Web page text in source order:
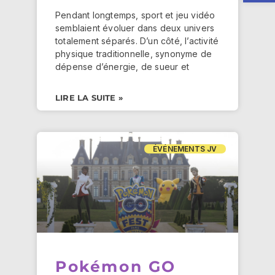
Pendant longtemps, sport et jeu vidéo
semblaient évoluer dans deux univers
totalement séparés. D’un côté, l’activité
physique traditionnelle, synonyme de
dépense d’énergie, de sueur et
LIRE LA SUITE »
ÉVÉNEMENTS JV
Pokémon GO